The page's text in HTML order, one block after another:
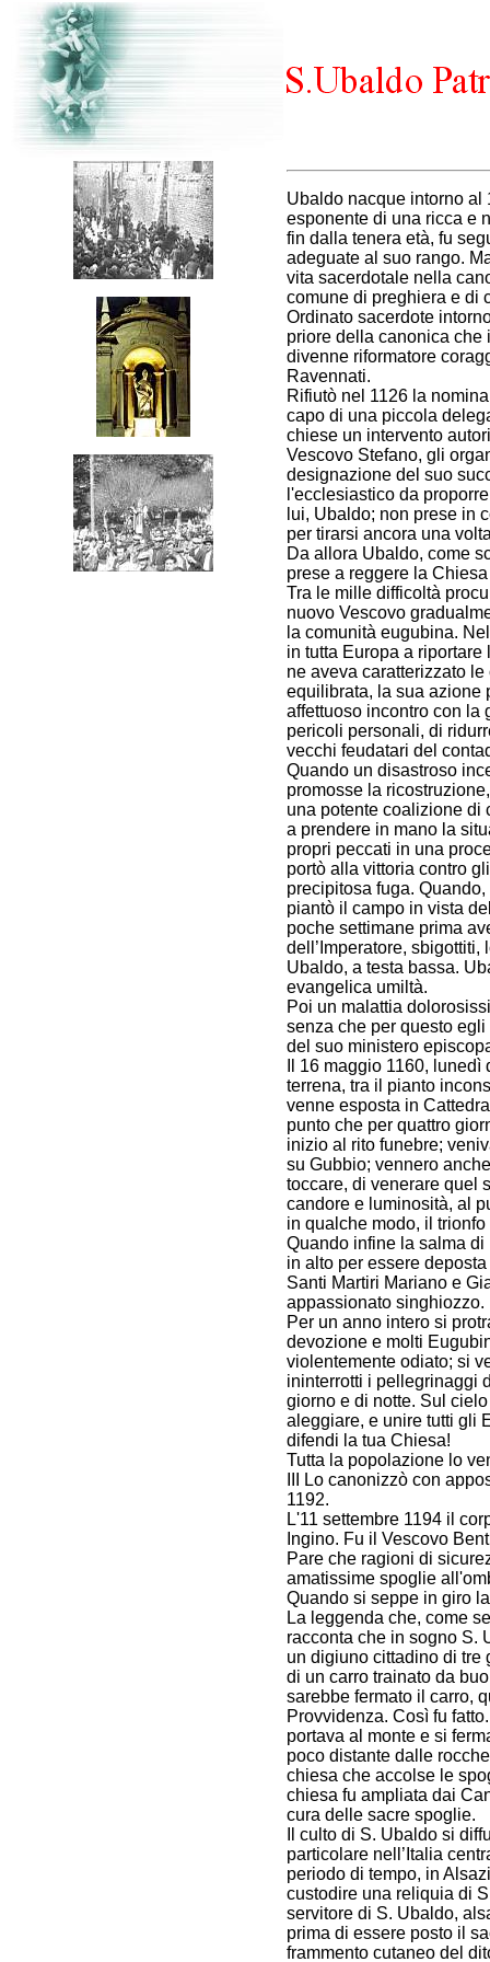
Ubaldo nacque intorno
esponente di una ricca e
fin dalla tenera età, fu
adeguate al suo rango.
vita sacerdotale nella
comune di preghiera e di
Ordinato sacerdote
priore della canonica
divenne riformatore
Ravennati.
Rifiutò nel 1126 la
capo di una piccola
chiese un intervento
Vescovo Stefano, gli
designazione del suo
l'ecclesiastico da
lui, Ubaldo; non prese in
per tirarsi ancora una
Da allora Ubaldo, come
prese a reggere la
Tra le mille difficoltà
nuovo Vescovo
la comunità eugubina.
in tutta Europa a
ne aveva caratterizzato
equilibrata, la sua azione
affettuoso incontro con la
pericoli personali, di
vecchi feudatari del
Quando un disastroso
promosse la
una potente coalizione di
a prendere in mano la
propri peccati in una
portò alla vittoria contro
precipitosa fuga.
piantò il campo in vista
poche settimane prima
dell’Imperatore,
Ubaldo, a testa bassa.
evangelica umiltà.
Poi un malattia
senza che per questo
del suo ministero
Il 16 maggio 1160,
terrena, tra il pianto
venne esposta in
punto che per quattro
inizio al rito funebre;
su Gubbio; vennero
toccare, di venerare quel
candore e luminosità, al
in qualche modo, il
Quando infine la salma
in alto per essere
Santi Martiri Mariano e
appassionato singhiozzo.
Per un anno intero si
devozione e molti
violentemente odiato; si
ininterrotti i pellegrinaggi
giorno e di notte. Sul
aleggiare, e unire tutti gli
difendi la tua Chiesa!
Tutta la popolazione lo
III Lo canonizzò con
1192.
L'11 settembre 1194 il
Ingino. Fu il Vescovo
Pare che ragioni di
amatissime spoglie
Quando si seppe in giro
La leggenda che, come
racconta che in sogno S.
un digiuno cittadino di tre
di un carro trainato da
sarebbe fermato il carro,
Provvidenza. Così fu
portava al monte e si
poco distante dalle
chiesa che accolse le
chiesa fu ampliata dai
cura delle sacre spoglie.
Il culto di S. Ubaldo si
particolare nell’Italia
periodo di tempo, in
custodire una reliquia di
servitore di S. Ubaldo,
prima di essere posto il
frammento cutaneo del